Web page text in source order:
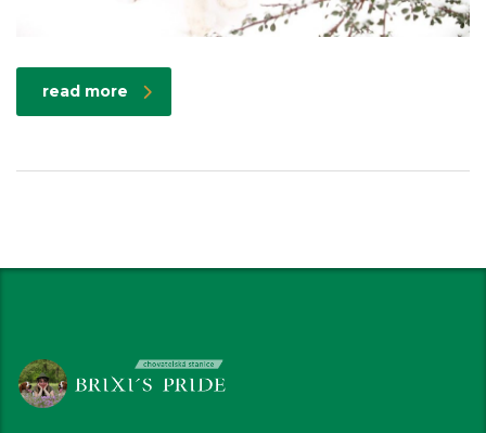
read more